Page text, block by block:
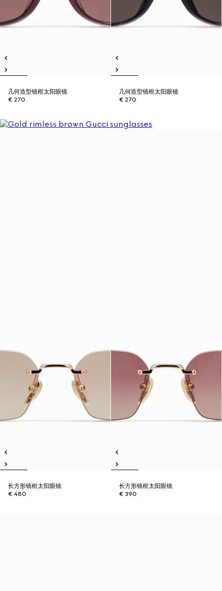
几何造型镜框太阳眼镜
€ 270
几何造型镜框太阳眼镜
€ 270
长方形镜框太阳眼镜
€ 480
长方形镜框太阳眼镜
€ 390